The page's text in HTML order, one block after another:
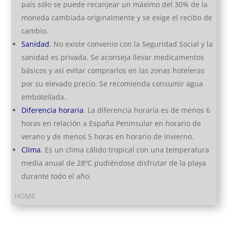
país sólo se puede recanjear un máximo del 30% de la
moneda cambiada originalmente y se exige el recibo de
cambio.
Sanidad. No existe convenio con la Seguridad Social y la
sanidad es privada. Se aconseja llevar medicamentos
básicos y así evitar comprarlos en las zonas hoteleras
por su elevado precio. Se recomienda consumir agua
embotellada.
Diferencia horaria. La diferencia horaria es de menos 6
horas en relación a España Peninsular en horario de
verano y de menos 5 horas en horario de invierno.
Clima. Es un clima cálido tropical con una temperatura
media anual de 28ºC pudiéndose disfrutar de la playa
durante todo el año.
HOME